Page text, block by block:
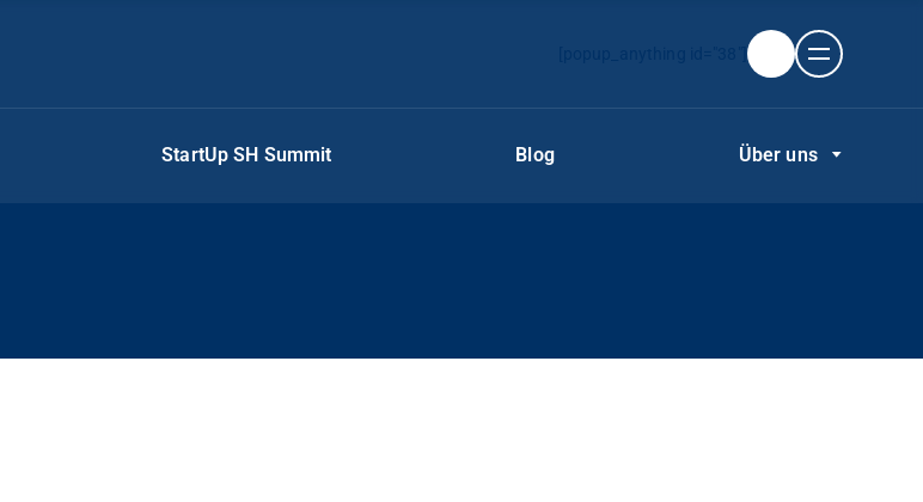
StartUp SH Summit Blog Über uns